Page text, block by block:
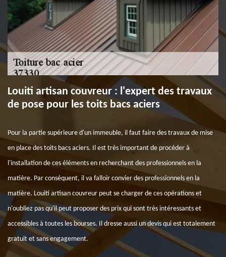
Louiti artisan couvreur : l'expert des travaux
de pose pour les toits bacs aciers
Pour la partie supérieure d'un immeuble, il faut faire des travaux de mise
en place des toits bacs aciers. Il est très important de procéder à
l'installation de ces éléments en recherchant des professionnels en la
matière. Par conséquent, il va falloir convier des professionnels en la
matière. Louiti artisan couvreur peut se charger de ces opérations et
n'oubliez pas qu'il peut proposer des prix qui sont très intéressants et
accessibles à toutes les bourses. Il dresse aussi un devis qui est totalement
gratuit et sans engagement.